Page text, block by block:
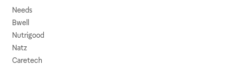
Needs
Bwell
Nutrigood
Natz
Caretech